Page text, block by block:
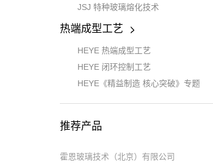
JSJ 特种玻璃熔化技术
热端成型工艺
HEYE 热端成型工艺
HEYE 闭环控制工艺
HEYE《精益制造 核心突破》专题
推荐产品
霍恩玻璃技术（北京）有限公司